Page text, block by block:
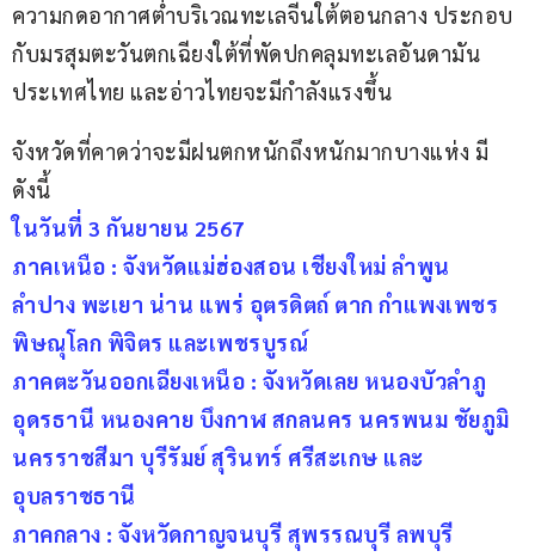
ความกดอากาศต่ำบริเวณทะเลจีนใต้ตอนกลาง ประกอบ
กับมรสุมตะวันตกเฉียงใต้ที่พัดปกคลุมทะเลอันดามัน
ประเทศไทย และอ่าวไทยจะมีกำลังแรงขึ้น
จังหวัดที่คาดว่าจะมีฝนตกหนักถึงหนักมากบางแห่ง มี
ดังนี้
ในวันที่ 3 กันยายน 2567
ภาคเหนือ : จังหวัดแม่ฮ่องสอน เชียงใหม่ ลำพูน
ลำปาง พะเยา น่าน แพร่ อุตรดิตถ์ ตาก กำแพงเพชร
พิษณุโลก พิจิตร และเพชรบูรณ์
ภาคตะวันออกเฉียงเหนือ : จังหวัดเลย หนองบัวลำภู
อุดรธานี หนองคาย บึงกาฬ สกลนคร นครพนม ชัยภูมิ
นครราชสีมา บุรีรัมย์ สุรินทร์ ศรีสะเกษ และ
อุบลราชธานี
ภาคกลาง : จังหวัดกาญจนบุรี สุพรรณบุรี ลพบุรี